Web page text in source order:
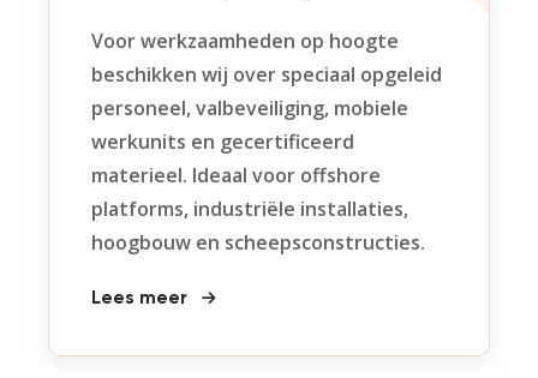
Voor werkzaamheden op hoogte
beschikken wij over speciaal opgeleid
personeel, valbeveiliging, mobiele
werkunits en gecertificeerd
materieel. Ideaal voor offshore
platforms, industriële installaties,
hoogbouw en scheepsconstructies.
Lees meer